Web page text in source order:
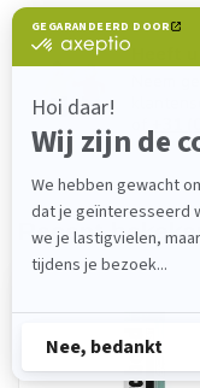
Heeft
Neem
of+31
Recent